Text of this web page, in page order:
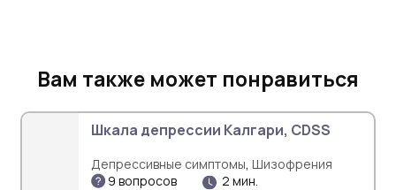
Вам также может понравиться
Шкала депрессии Калгари, CDSS
Депрессивные симптомы, Шизофрения
9 вопросов
2 мин.